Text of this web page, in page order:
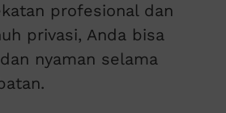
profesional dan
privasi, Anda bisa
nyaman selama